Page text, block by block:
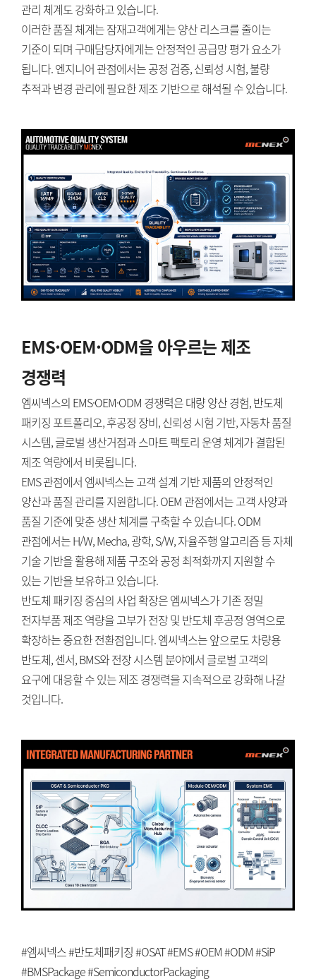
관리 체계도 강화하고 있습니다.
이러한 품질 체계는 잠재고객에게는 양산 리스크를 줄이는
기준이 되며 구매담당자에게는 안정적인 공급망 평가 요소가
됩니다. 엔지니어 관점에서는 공정 검증, 신뢰성 시험, 불량
추적과 변경 관리에 필요한 제조 기반으로 해석될 수 있습니다.
EMS·OEM·ODM을 아우르는 제조
경쟁력
엠씨넥스의 EMS·OEM·ODM 경쟁력은 대량 양산 경험, 반도체
패키징 포트폴리오, 후공정 장비, 신뢰성 시험 기반, 자동차 품질
시스템, 글로벌 생산거점과 스마트 팩토리 운영 체계가 결합된
제조 역량에서 비롯됩니다.
EMS 관점에서 엠씨넥스는 고객 설계 기반 제품의 안정적인
양산과 품질 관리를 지원합니다. OEM 관점에서는 고객 사양과
품질 기준에 맞춘 생산 체계를 구축할 수 있습니다. ODM
관점에서는 H/W, Mecha, 광학, S/W, 자율주행 알고리즘 등 자체
기술 기반을 활용해 제품 구조와 공정 최적화까지 지원할 수
있는 기반을 보유하고 있습니다.
반도체 패키징 중심의 사업 확장은 엠씨넥스가 기존 정밀
전자부품 제조 역량을 고부가 전장 및 반도체 후공정 영역으로
확장하는 중요한 전환점입니다. 엠씨넥스는 앞으로도 차량용
반도체, 센서, BMS와 전장 시스템 분야에서 글로벌 고객의
요구에 대응할 수 있는 제조 경쟁력을 지속적으로 강화해 나갈
것입니다.
#엠씨넥스 #반도체패키징 #OSAT #EMS #OEM #ODM #SiP
#BMSPackage #SemiconductorPackaging